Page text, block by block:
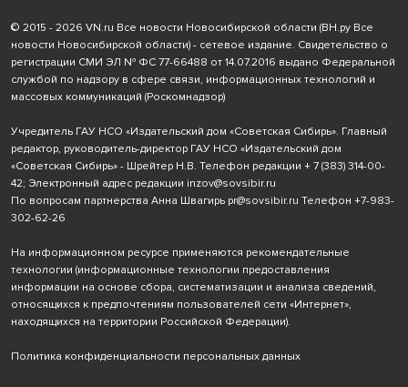
© 2015 - 2026 VN.ru Все новости Новосибирской области (ВН.ру Все
новости Новосибирской области) - сетевое издание. Свидетельство о
регистрации СМИ ЭЛ № ФС 77-66488 от 14.07.2016 выдано Федеральной
службой по надзору в сфере связи, информационных технологий и
массовых коммуникаций (Роскомнадзор)
Учредитель ГАУ НСО «Издательский дом «Советская Сибирь». Главный
редактор, руководитель-директор ГАУ НСО «Издательский дом
«Советская Сибирь» - Шрейтер Н.В. Телефон редакции + 7 (383) 314-00-
42; Электронный адрес редакции inzov@sovsibir.ru
По вопросам партнерства Анна Швагирь pr@sovsibir.ru Телефон +7-983-
302-62-26
На информационном ресурсе применяются рекомендательные
технологии (информационные технологии предоставления
информации на основе сбора, систематизации и анализа сведений,
относящихся к предпочтениям пользователей сети «Интернет»,
находящихся на территории Российской Федерации).
Политика конфиденциальности персональных данных